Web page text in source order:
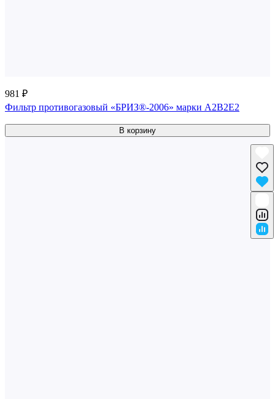
981 ₽
Фильтр противогазовый «БРИЗ®-2006» марки A2B2E2
В корзину